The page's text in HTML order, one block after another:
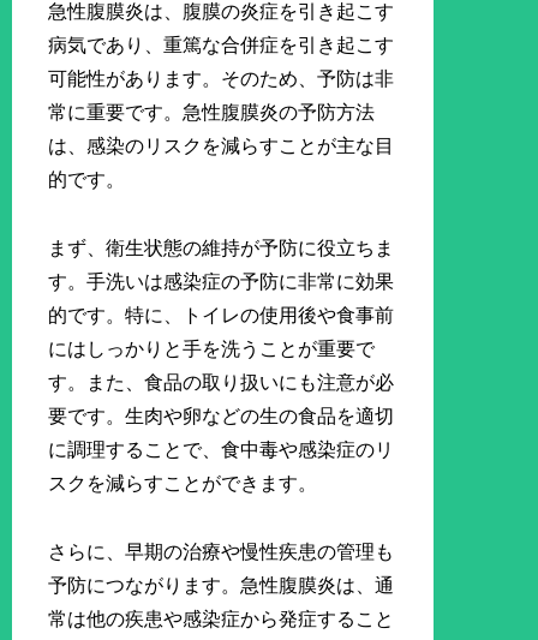
急性腹膜炎は、腹膜の炎症を引き起こす
病気であり、重篤な合併症を引き起こす
可能性があります。そのため、予防は非
常に重要です。急性腹膜炎の予防方法
は、感染のリスクを減らすことが主な目
的です。
まず、衛生状態の維持が予防に役立ちま
す。手洗いは感染症の予防に非常に効果
的です。特に、トイレの使用後や食事前
にはしっかりと手を洗うことが重要で
す。また、食品の取り扱いにも注意が必
要です。生肉や卵などの生の食品を適切
に調理することで、食中毒や感染症のリ
スクを減らすことができます。
さらに、早期の治療や慢性疾患の管理も
予防につながります。急性腹膜炎は、通
常は他の疾患や感染症から発症すること